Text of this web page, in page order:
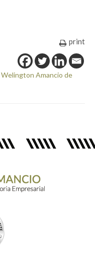
print
Welington Amancio de